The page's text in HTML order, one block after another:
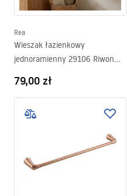
Rea
Wieszak łazienkowy
jednoramienny 29106 Riwon
79,00 zł